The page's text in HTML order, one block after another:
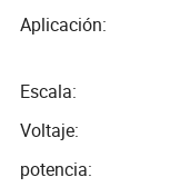
Oxígeno
Aplicación:
Escala:
Voltaje:
potencia: